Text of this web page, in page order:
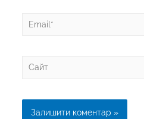
Email*
Сайт